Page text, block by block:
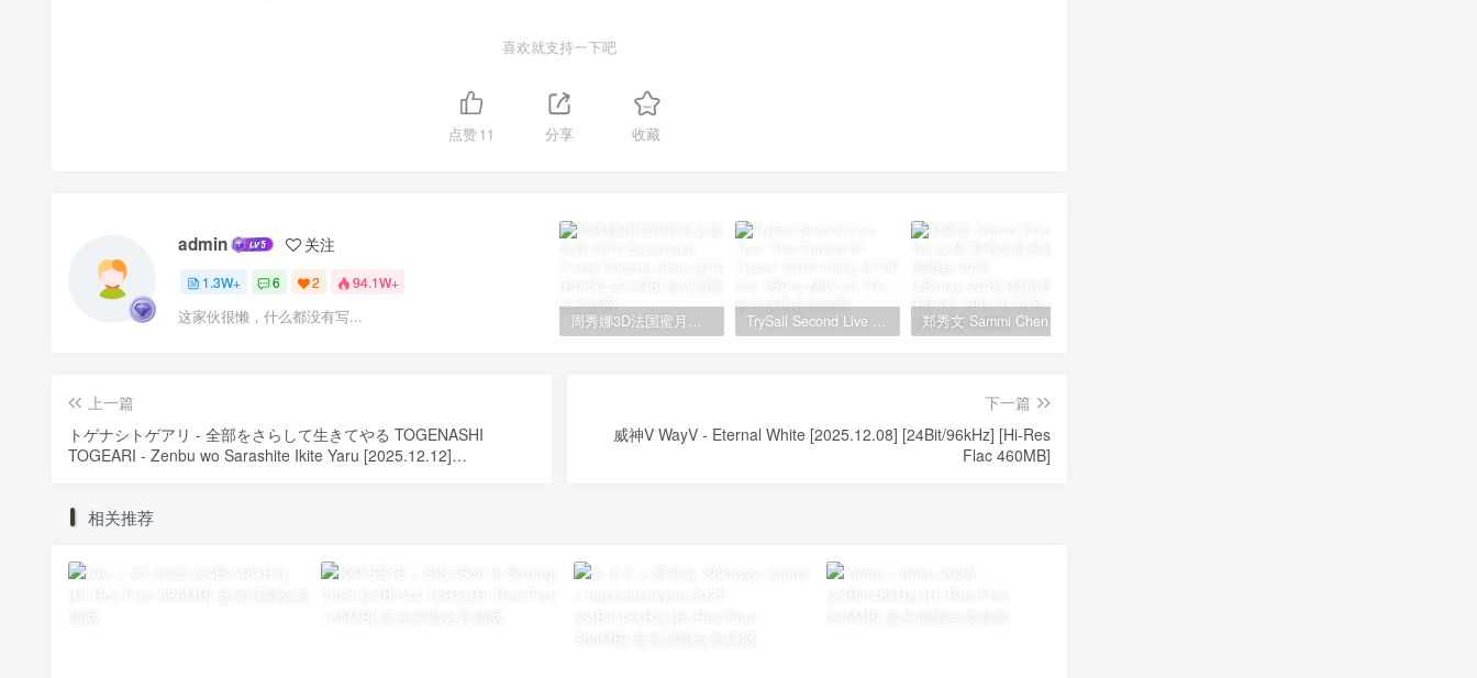
喜欢就支持一下吧
点赞11 分享 收藏
admin 关注
1.3W+ 6 2 94.1W+
这家伙很懒，什么都没有写... 周秀娜3D法国蜜月之旅写真 2010 Eyescream Fiesta Chrissie Chau 2010 [BDISO 22.9GB] TrySail Second Live Tour “The Travels Of Trysail” 2018 1080p Hi10P flac《BDrip MKV 20.7G》 郑秀文 Sammi Cheng – You & Mi 郑秀文世界巡迴演唱会 2025 [2Bluray+2CD] [自购原盘] [BDISO 2BD 56.3GB]
上一篇
トゲナシトゲアリ - 全部をさらして生きてやる TOGENASHI
TOGEARI - Zenbu wo Sarashite Ikite Yaru [2025.12.12]
下一篇
威神V WayV - Eternal White [2025.12.08] [24Bit/96kHz] [Hi-Res
Flac 460MB]
相关推荐